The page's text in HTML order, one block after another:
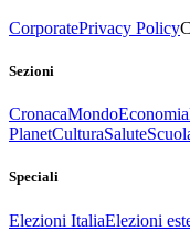
CorporatePrivacy Policy
Sezioni
CronacaMondoEconomia
PlanetCulturaSalute
Speciali
Elezioni ItaliaElezioni